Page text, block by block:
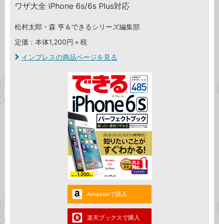
ワザ大全 iPhone 6s/6s Plus対応
松村太郎・森 亨＆できるシリーズ編集部
定価：本体1,200円＋税
インプレスの商品ページを見る
Amazonで購入
楽天ブックスで購入